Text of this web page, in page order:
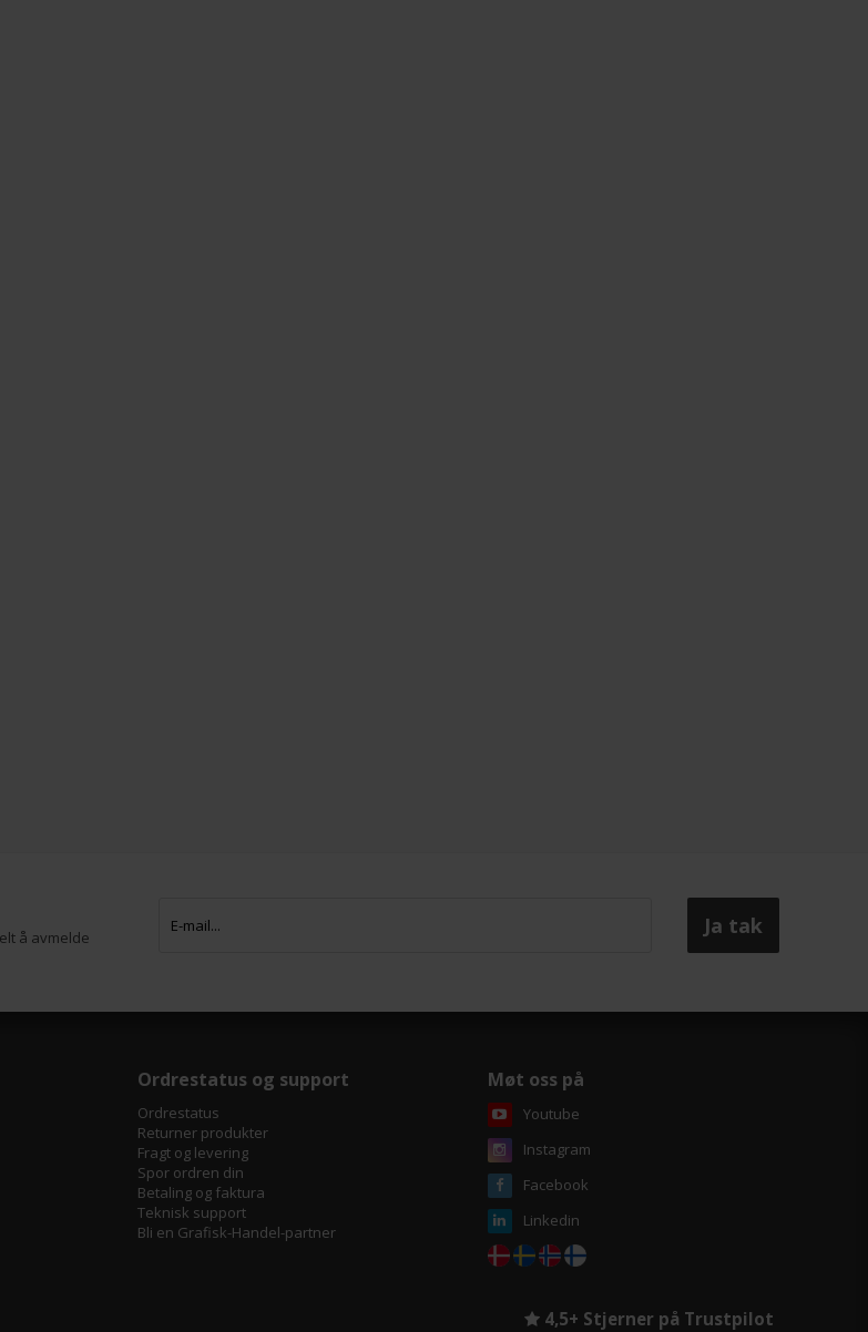
å avmelde
Ordrestatus og support
Ordrestatus
Returner produkter
Fragt og levering
Spor ordren din
Betaling og faktura
Teknisk support
Bli en Grafisk-Handel-partner
Møt oss på
Youtube
Instagram
Facebook
Linkedin
4,5+ Stjerner på Trustpilot